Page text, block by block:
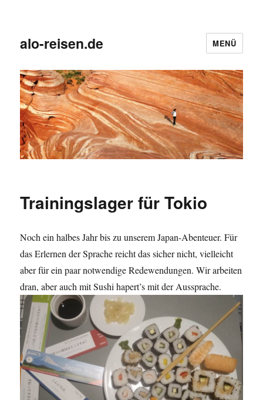
alo-reisen.de MENÜ
Trainingslager für Tokio
Noch ein halbes Jahr bis zu unserem Japan-Abenteuer. Für
das Erlernen der Sprache reicht das sicher nicht, vielleicht
aber für ein paar notwendige Redewendungen. Wir arbeiten
dran, aber auch mit Sushi hapert’s mit der Aussprache.